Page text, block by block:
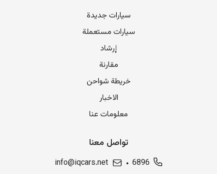
سيارات جديدة
سيارات مستعملة
إرشاد
مقارنة
خريطة شواحن
الاخبار
معلومات عنا
تواصل معنا
6896
info@iqcars.net